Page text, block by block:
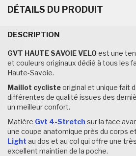
DÉTAILS DU PRODUIT
DESCRIPTION
GVT HAUTE SAVOIEVELOest une
et couleurs originaux dédié à tous les
Haute-Savoie.
Maillot cyclisteoriginal et unique fait
différentes de qualité issues des
un meilleur confort.
Matière Gvt 4-Stretch sur la face
une coupe anatomique près du corps
Light au dos et au col qui offre une
excellent maintien de la poche.